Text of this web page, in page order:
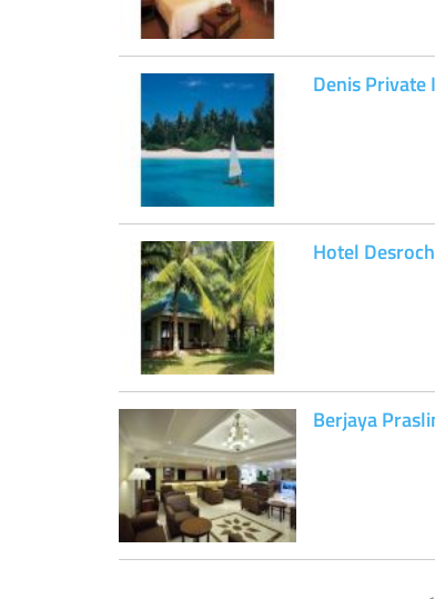
Denis Private
Hotel
Berjaya